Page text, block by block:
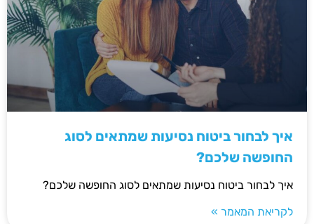
איך לבחור ביטוח נסיעות שמתאים לסוג
החופשה שלכם?
איך לבחור ביטוח נסיעות שמתאים לסוג החופשה שלכם?
לקריאת המאמר »